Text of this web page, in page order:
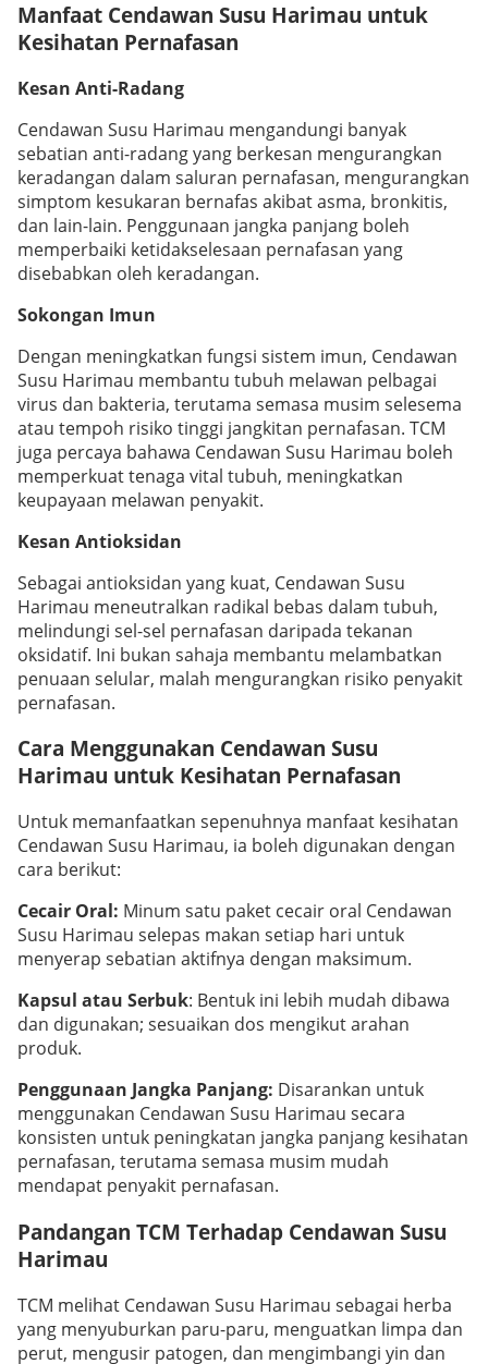
Manfaat Cendawan Susu Harimau untuk
Kesihatan Pernafasan
Kesan Anti-Radang
Cendawan Susu Harimau mengandungi banyak
sebatian anti-radang yang berkesan mengurangkan
keradangan dalam saluran pernafasan, mengurangkan
simptom kesukaran bernafas akibat asma, bronkitis,
dan lain-lain. Penggunaan jangka panjang boleh
memperbaiki ketidakselesaan pernafasan yang
disebabkan oleh keradangan.
Sokongan Imun
Dengan meningkatkan fungsi sistem imun, Cendawan
Susu Harimau membantu tubuh melawan pelbagai
virus dan bakteria, terutama semasa musim selesema
atau tempoh risiko tinggi jangkitan pernafasan. TCM
juga percaya bahawa Cendawan Susu Harimau boleh
memperkuat tenaga vital tubuh, meningkatkan
keupayaan melawan penyakit.
Kesan Antioksidan
Sebagai antioksidan yang kuat, Cendawan Susu
Harimau meneutralkan radikal bebas dalam tubuh,
melindungi sel-sel pernafasan daripada tekanan
oksidatif. Ini bukan sahaja membantu melambatkan
penuaan selular, malah mengurangkan risiko penyakit
pernafasan.
Cara Menggunakan Cendawan Susu
Harimau untuk Kesihatan Pernafasan
Untuk memanfaatkan sepenuhnya manfaat kesihatan
Cendawan Susu Harimau, ia boleh digunakan dengan
cara berikut:
Cecair Oral: Minum satu paket cecair oral Cendawan
Susu Harimau selepas makan setiap hari untuk
menyerap sebatian aktifnya dengan maksimum.
Kapsul atau Serbuk: Bentuk ini lebih mudah dibawa
dan digunakan; sesuaikan dos mengikut arahan
produk.
Penggunaan Jangka Panjang: Disarankan untuk
menggunakan Cendawan Susu Harimau secara
konsisten untuk peningkatan jangka panjang kesihatan
pernafasan, terutama semasa musim mudah
mendapat penyakit pernafasan.
Pandangan TCM Terhadap Cendawan Susu
Harimau
TCM melihat Cendawan Susu Harimau sebagai herba
yang menyuburkan paru-paru, menguatkan limpa dan
perut, mengusir patogen, dan mengimbangi yin dan